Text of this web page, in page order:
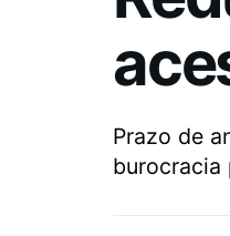
Prazo de
burocracia